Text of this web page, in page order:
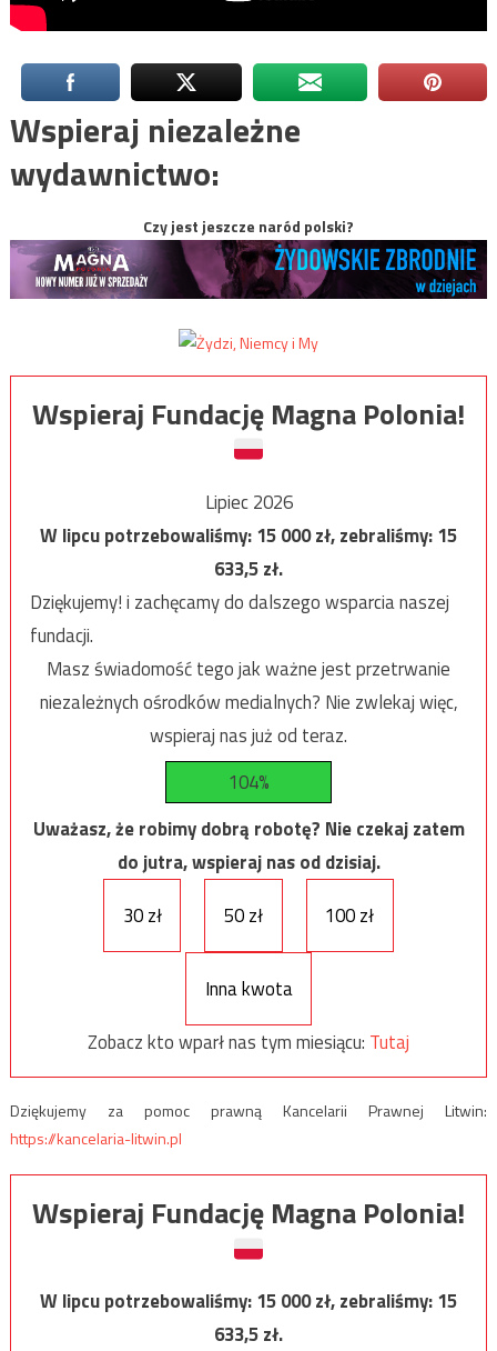
Wspieraj niezależne
wydawnictwo:
Czy jest jeszcze naród polski?
Wspieraj Fundację Magna Polonia!
Lipiec 2026
W lipcu potrzebowaliśmy:15 000zł, zebraliśmy:15
633,5zł.
Dziękujemy! i zachęcamy do dalszego wsparcia naszej
fundacji.
Masz świadomość tego jak ważne jest przetrwanie
niezależnych ośrodków medialnych? Nie zwlekaj więc,
wspieraj nas już od teraz.
104%
Uważasz, że robimy dobrą robotę? Nie czekaj zatem
do jutra, wspieraj nas od dzisiaj.
30 zł
50 zł 100 zł
Inna kwota
Zobacz kto wparł nas tym miesiącu: Tutaj
Dziękujemy za pomoc prawną Kancelarii Prawnej Litwin:
https://kancelaria-litwin.pl
Wspieraj Fundację Magna Polonia!
W lipcu potrzebowaliśmy:15 000zł, zebraliśmy:15
633,5zł.